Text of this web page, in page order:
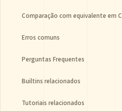
Comparação com equivalente em C
Erros comuns
Perguntas Frequentes
Builtins relacionados
Tutoriais relacionados